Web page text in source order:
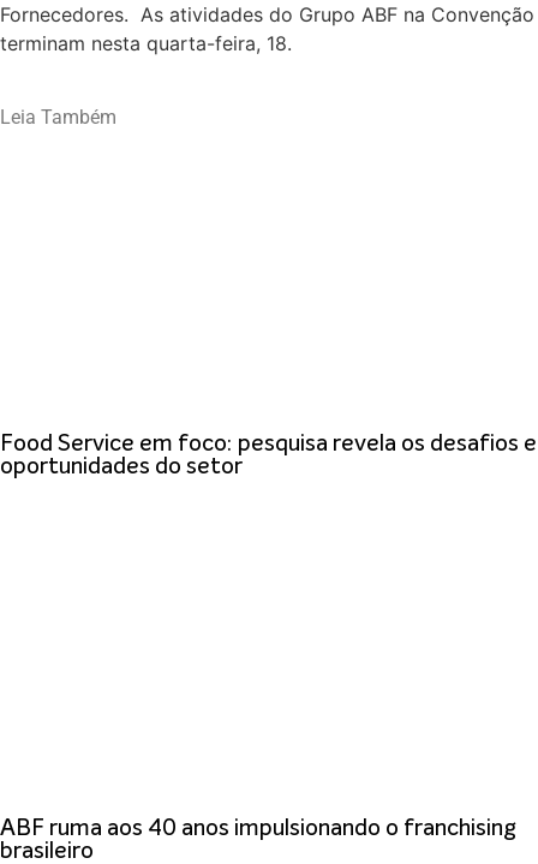
Fornecedores. As atividades do Grupo ABF na Convenção
terminam nesta quarta-feira, 18.
Leia Também
Food Service em foco: pesquisa revela os desafios e
oportunidades do setor
ABF ruma aos 40 anos impulsionando o franchising
brasileiro